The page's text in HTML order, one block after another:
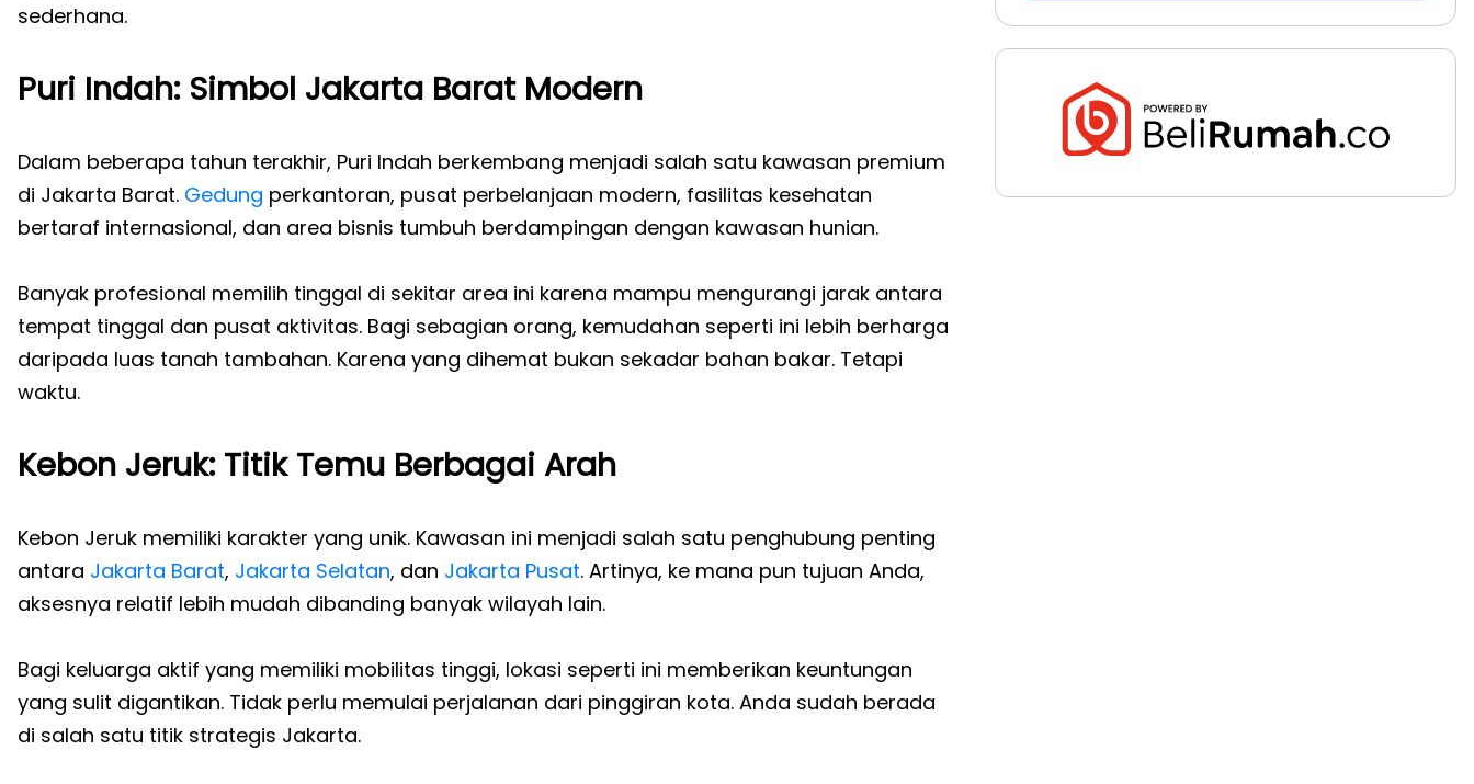
sederhana.
Puri Indah: Simbol Jakarta Barat Modern
Dalam beberapa tahun terakhir, Puri Indah berkembang menjadi salah satu kawasan premium
di Jakarta Barat. Gedung perkantoran, pusat perbelanjaan modern, fasilitas kesehatan
bertaraf internasional, dan area bisnis tumbuh berdampingan dengan kawasan hunian.
Banyak profesional memilih tinggal di sekitar area ini karena mampu mengurangi jarak antara
tempat tinggal dan pusat aktivitas. Bagi sebagian orang, kemudahan seperti ini lebih berharga
daripada luas tanah tambahan. Karena yang dihemat bukan sekadar bahan bakar. Tetapi
waktu.
Kebon Jeruk: Titik Temu Berbagai Arah
Kebon Jeruk memiliki karakter yang unik. Kawasan ini menjadi salah satu penghubung penting
antara Jakarta Barat, Jakarta Selatan, dan Jakarta Pusat. Artinya, ke mana pun tujuan Anda,
aksesnya relatif lebih mudah dibanding banyak wilayah lain.
Bagi keluarga aktif yang memiliki mobilitas tinggi, lokasi seperti ini memberikan keuntungan
yang sulit digantikan. Tidak perlu memulai perjalanan dari pinggiran kota. Anda sudah berada
di salah satu titik strategis Jakarta.